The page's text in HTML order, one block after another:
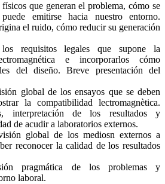
que generan el problema, cómo se
emitirse hacia nuestro entorno.
el ruido, cómo reducir su generación
requisitos legales que supone la
e incorporarlos cómo
del diseño. Breve presentación del
global de los ensayos que se deben
la compatibilidad lectromagnètica.
interpretación de los resultados y
de acudir a laboratorios externos.
global de los mediosn externos a
reconocer la calidad de los resultados
pragmática de los problemas y
laboral.